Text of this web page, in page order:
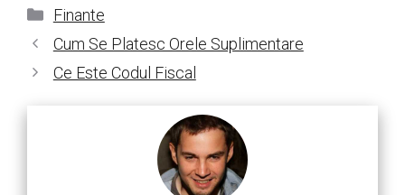
Categorii
Finante
Cum Se Platesc Orele Suplimentare
Ce Este Codul Fiscal